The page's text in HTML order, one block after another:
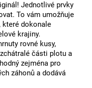
Jednotlivé prvky
To vám umožňuje
které dokonale
krajiny.
rovné kusy,
části plotu a
zejména pro
záhonů a dodává